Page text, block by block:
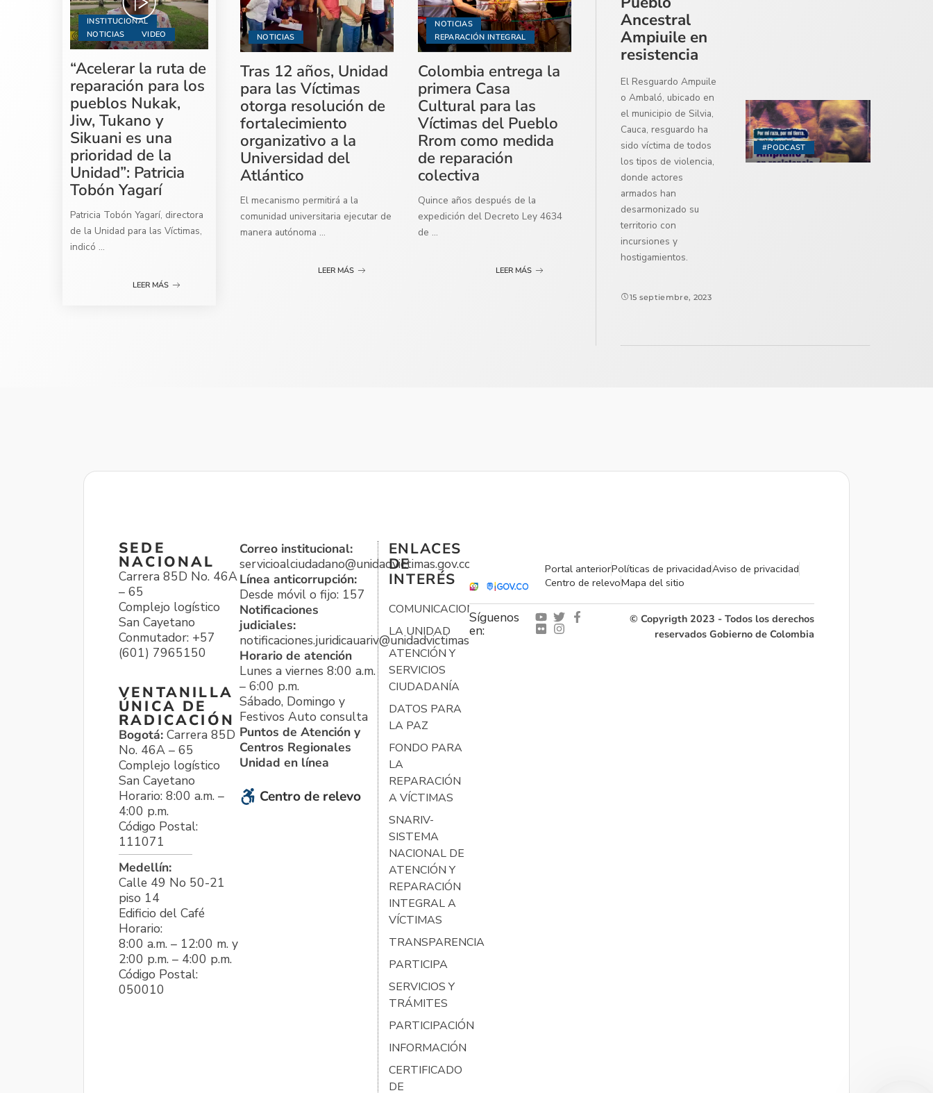
INSTITUCIONAL
NOTICIAS
VIDEO
“Acelerar la ruta de
reparación para los
pueblos Nukak,
Jiw, Tukano y
Sikuani es una
prioridad de la
Unidad”: Patricia
Tobón Yagarí
Patricia Tobón Yagarí, directora
de la Unidad para las Víctimas,
indicó ...
LEER MÁS
NOTICIAS
Tras 12 años, Unidad
para las Víctimas
otorga resolución de
fortalecimiento
organizativo a la
Universidad del
Atlántico
El mecanismo permitirá a la
comunidad universitaria ejecutar de
manera autónoma ...
LEER MÁS
NOTICIAS
REPARACIÓN INTEGRAL
Colombia entrega la
primera Casa
Cultural para las
Víctimas del Pueblo
Rrom como medida
de reparación
colectiva
Quince años después de la
expedición del Decreto Ley 4634
de ...
LEER MÁS
#PODCAST
Ancestral
Ampiuile en
resistencia
El Resguardo Ampuile
o Ambaló, ubicado en
el municipio de Silvia,
Cauca, resguardo ha
sido víctima de todos
los tipos de violencia,
donde actores
armados han
desarmonizado su
territorio con
incursiones y
hostigamientos.
15 septiembre, 2023
SEDE
NACIONAL
Carrera 85D No. 46A
– 65
Complejo logístico
San Cayetano
Conmutador: +57
(601) 7965150
VENTANILLA
ÚNICA DE
RADICACIÓN
Bogotá: Carrera 85D
No. 46A – 65
Complejo logístico
San Cayetano
Horario: 8:00 a.m. –
4:00 p.m.
Código Postal:
111071
Medellín:
Calle 49 No 50-21
piso 14
Edificio del Café
Horario:
8:00 a.m. – 12:00 m. y
2:00 p.m. – 4:00 p.m.
Código Postal:
050010
Correo institucional:
servicioalciudadano@unidadvictimas.gov.co
Línea anticorrupción:
Desde móvil o fijo: 157
Notificaciones
judiciales:
notificaciones.juridicauariv@unidadvictimas.gov.co
Horario de atención
Lunes a viernes 8:00 a.m.
– 6:00 p.m.
Sábado, Domingo y
Festivos Auto consulta
Puntos de Atención y
Centros Regionales
Unidad en línea
Centro de relevo
ENLACES
DE
INTERÉS
COMUNICACIONES
LA UNIDAD
ATENCIÓN Y
SERVICIOS
CIUDADANÍA
DATOS PARA
LA PAZ
FONDO PARA
LA
REPARACIÓN
A VÍCTIMAS
SNARIV-
SISTEMA
NACIONAL DE
ATENCIÓN Y
REPARACIÓN
INTEGRAL A
VÍCTIMAS
TRANSPARENCIA
PARTICIPA
SERVICIOS Y
TRÁMITES
PARTICIPACIÓN
INFORMACIÓN
CERTIFICADO
DE
Portal anteriorPolíticas de privacidadAviso de privacidad
Centro de relevoMapa del sitio
Síguenos
en:
© Copyrigth 2023 - Todos los derechos
reservados Gobierno de Colombia